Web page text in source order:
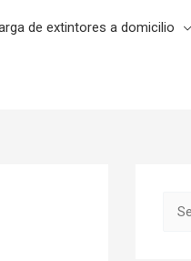
de extintores a domicilio